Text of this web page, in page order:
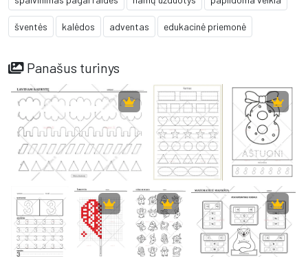
šventės kalėdos adventas edukacinė priemonė
Panašus turinys